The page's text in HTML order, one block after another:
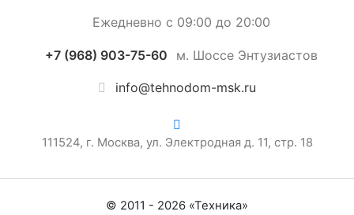
Ежедневно с 09:00 до 20:00
+7 (968) 903-75-60 м. Шоссе Энтузиастов
info@tehnodom-msk.ru
111524, г. Москва, ул. Электродная д. 11, стр. 18
© 2011 - 2026 «Техника»